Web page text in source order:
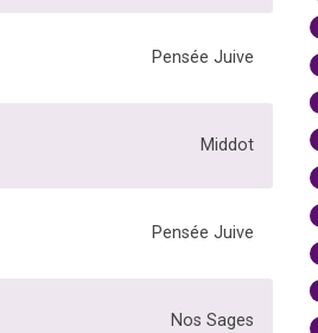
Pensée Juive
Middot
Pensée Juive
Nos Sages